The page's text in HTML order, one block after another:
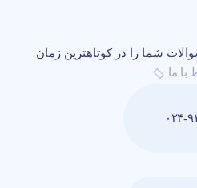
شما را در کوتاهترین زمان
با ما